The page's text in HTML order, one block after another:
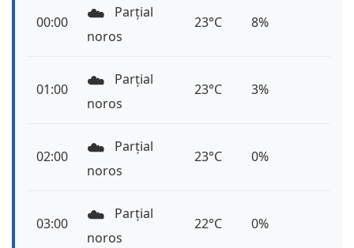
00:00 ☁️
Parțial
noros
23°C 8%
01:00 ☁️
Parțial
noros
23°C 3%
02:00 ☁️
Parțial
noros
23°C 0%
03:00 ☁️
Parțial
noros
22°C 0%